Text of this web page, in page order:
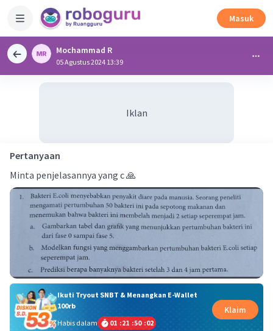
Masuk
Mochammad R
05 Agustus 2024 13:39
Iklan
Pertanyaan
Minta penjelasannya yang c 🙏
Ikuti Tryout SNBT & Menangkan E-Wallet
100rb
Habis dalam
01 :21 :50 :01
Klaim